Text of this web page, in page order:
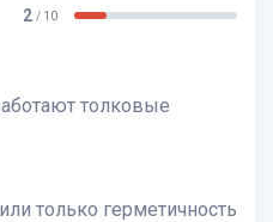
2 / 10
толковые
только герметичность